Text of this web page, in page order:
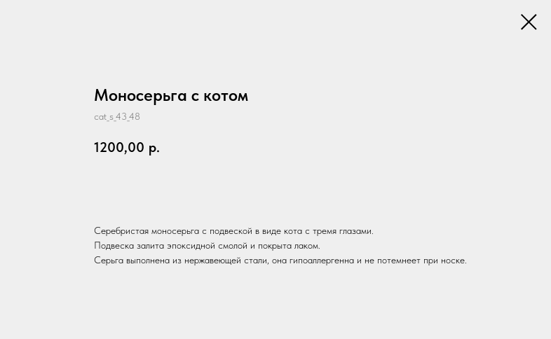
Моносерьга с котом
cat_s_43_48
1200,00 р.
Серебристая моносерьга с подвеской в виде кота с тремя глазами.
Подвеска залита эпоксидной смолой и покрыта лаком.
Серьга выполнена из нержавеющей стали, она гипоаллергенна и не потемнеет при носке.